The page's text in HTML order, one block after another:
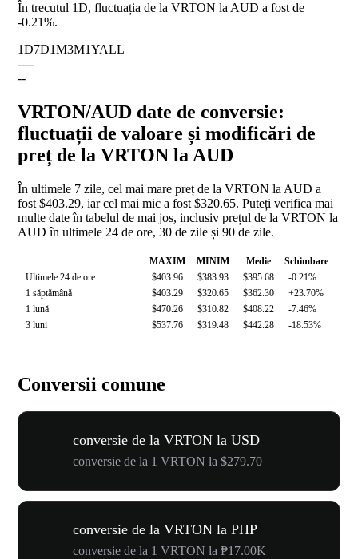
În trecutul 1D, fluctuația de la VRTON la AUD a fost de
-0.21%.
1D7D1M3M1YALL
----
--
VRTON/AUD date de conversie:
fluctuații de valoare și modificări de
preț de la VRTON la AUD
În ultimele 7 zile, cel mai mare preț de la VRTON la AUD a
fost $403.29, iar cel mai mic a fost $320.65. Puteți verifica mai
multe date în tabelul de mai jos, inclusiv prețul de la VRTON la
AUD în ultimele 24 de ore, 30 de zile și 90 de zile.
MAXIM MINIM Medie
Schimbare
Ultimele 24 de ore
$403.96 $383.93 $395.68
-0.21%
1 săptămână
$403.29 $320.65 $362.30
+23.70%
1 lună
$470.26 $310.82 $408.22
-7.46%
3 luni
$537.76 $319.48 $442.28 -18.53%
Conversii comune
conversie de la VRTON la USD
conversie de la 1 VRTON la $279.70
conversie de la VRTON la PHP
conversie de la 1 VRTON la ₱17.00K